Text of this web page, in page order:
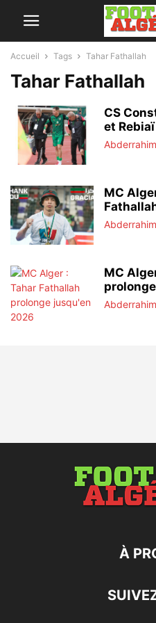
Accueil Tags Tahar Fathallah
Tahar Fathallah
CS
et
MC
MC
À